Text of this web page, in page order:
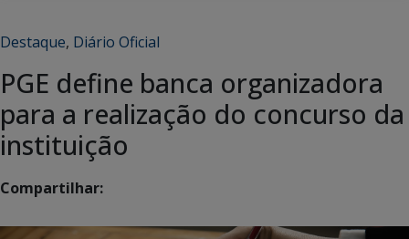
Destaque, Diário Oficial
PGE define banca organizadora
para a realização do concurso da
instituição
Compartilhar: